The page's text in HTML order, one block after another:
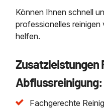
Können Ihnen schnell
professionelles
helfen.
Zusatzleistungen
Abflussreinigung:
Fachgerechte